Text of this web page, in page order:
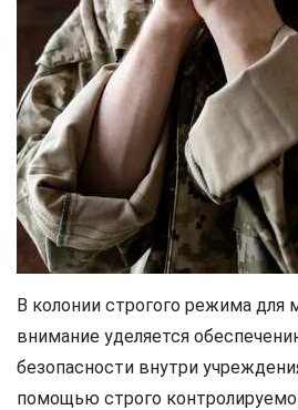
В колонии строгого режима для
внимание уделяется
безопасности внутри
помощью строго